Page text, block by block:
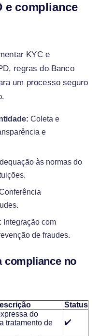
e compliance
KYC e
regras do Banco
um processo seguro
Coleta e
e
às normas do
Integração com
de fraudes.
compliance no
Status
do
tratamento de
✔️